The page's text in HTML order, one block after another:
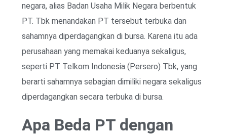
negara, alias Badan Usaha Milik Negara berbentuk
PT. Tbk menandakan PT tersebut terbuka dan
sahamnya diperdagangkan di bursa. Karena itu ada
perusahaan yang memakai keduanya sekaligus,
seperti PT Telkom Indonesia (Persero) Tbk, yang
berarti sahamnya sebagian dimiliki negara sekaligus
diperdagangkan secara terbuka di bursa.
Apa Beda PT dengan